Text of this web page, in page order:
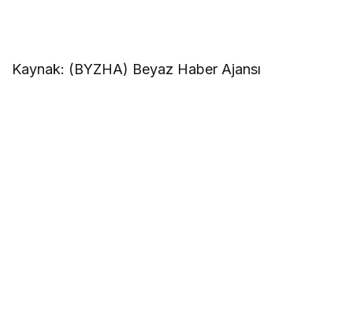
Kaynak: (BYZHA) Beyaz Haber Ajansı